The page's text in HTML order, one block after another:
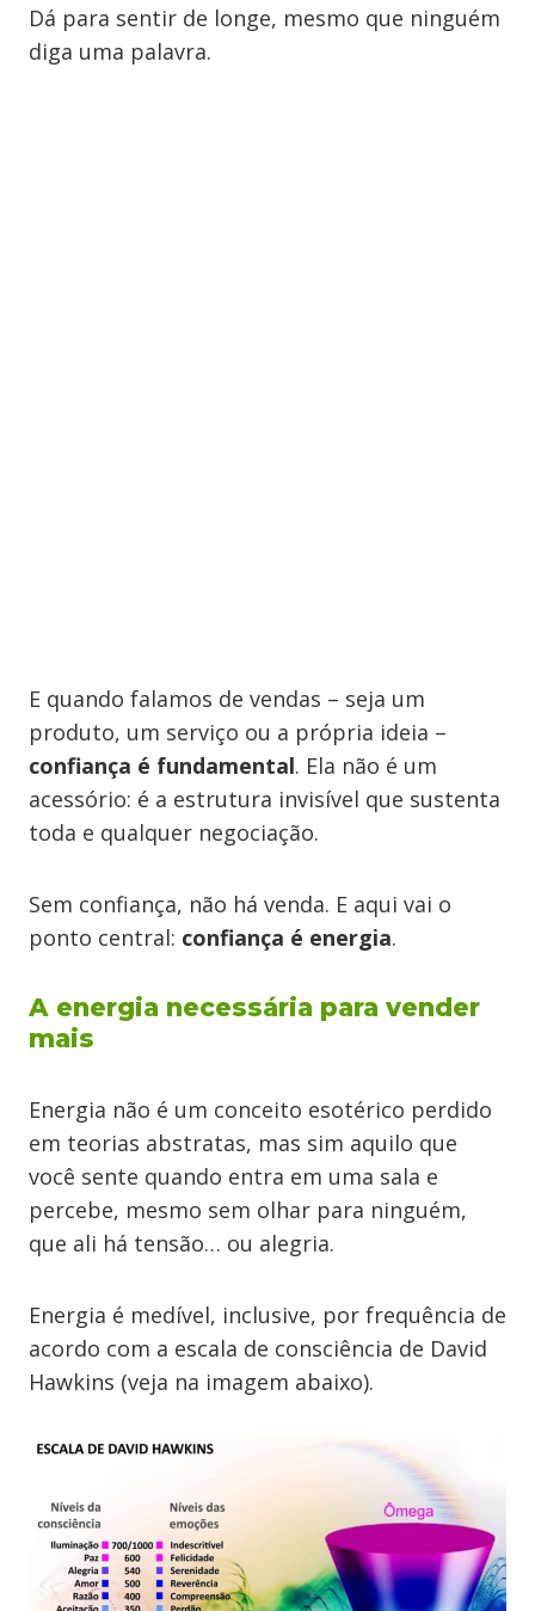
Dá para sentir de longe, mesmo que ninguém
diga uma palavra.
E quando falamos de vendas – seja um
produto, um serviço ou a própria ideia –
confiança é fundamental. Ela não é um
acessório: é a estrutura invisível que sustenta
toda e qualquer negociação.
Sem confiança, não há venda. E aqui vai o
ponto central: confiança é energia.
A energia necessária para vender
mais
Energia não é um conceito esotérico perdido
em teorias abstratas, mas sim aquilo que
você sente quando entra em uma sala e
percebe, mesmo sem olhar para ninguém,
que ali há tensão… ou alegria.
Energia é medível, inclusive, por frequência de
acordo com a escala de consciência de David
Hawkins (veja na imagem abaixo).